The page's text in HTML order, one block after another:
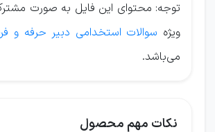
توجه: محتوای این فایل به صورت
ویژه سوالات استخدامی دبیر حرفه و
می‌باشد.
نکات مهم محصول